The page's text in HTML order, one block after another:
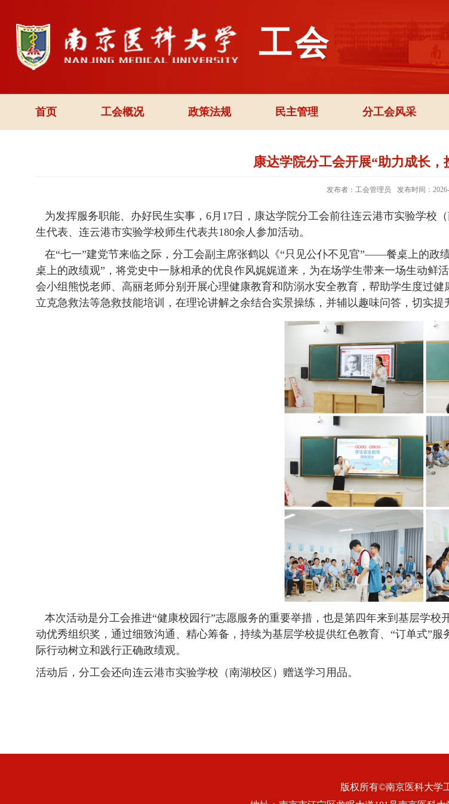
工会
首页 工会概况 政策法规 民主管理 分工会风采
康达学院分工会开展“助力成长
发布者：工会管理员 发布时间：
为发挥服务职能、办好民生实事，6月17日，康达学院分工会前往连云港市实验学校
生代表、连云港市实验学校师生代表共180余人参加活动。
在“七一”建党节来临之际，分工会副主席张鹤以《“只见公仆不见官”——餐桌上的政
桌上的政绩观”，将党史中一脉相承的优良作风娓娓道来，为在场学生带来一场生动鲜
会小组熊悦老师、高丽老师分别开展心理健康教育和防溺水安全教育，帮助学生度过
立克急救法等急救技能培训，在理论讲解之余结合实景操练，并辅以趣味问答，切实提
本次活动是分工会推进“健康校园行”志愿服务的重要举措，也是第四年来到基层学
动优秀组织奖，通过细致沟通、精心筹备，持续为基层学校提供红色教育、“订单式”
际行动树立和践行正确政绩观。
活动后，分工会还向连云港市实验学校（南湖校区）赠送学习用品。
版权所有©南京医科大学